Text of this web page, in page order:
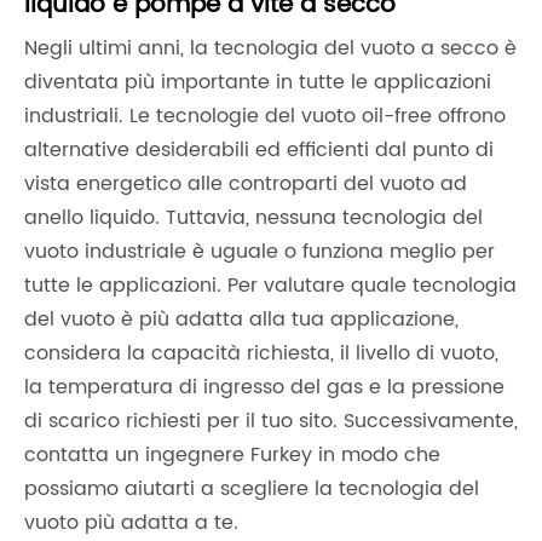
Negli ultimi anni, la tecnologia del vuoto a secco è
diventata più importante in tutte le applicazioni
industriali. Le tecnologie del vuoto oil-free offrono
alternative desiderabili ed efficienti dal punto di
vista energetico alle controparti del vuoto ad
anello liquido. Tuttavia, nessuna tecnologia del
vuoto industriale è uguale o funziona meglio per
tutte le applicazioni. Per valutare quale tecnologia
del vuoto è più adatta alla tua applicazione,
considera la capacità richiesta, il livello di vuoto,
la temperatura di ingresso del gas e la pressione
di scarico richiesti per il tuo sito. Successivamente,
contatta un ingegnere Furkey in modo che
possiamo aiutarti a scegliere la tecnologia del
vuoto più adatta a te.